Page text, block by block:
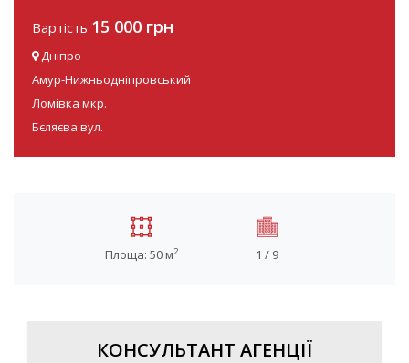
Вартість 15 000 грн
Дніпро
Амур-Нижньодніпровський
Ломівка мкр.
Бєляєва вул.
Площа: 50 м2 1 / 9
КОНСУЛЬТАНТ АГЕНЦІЇ